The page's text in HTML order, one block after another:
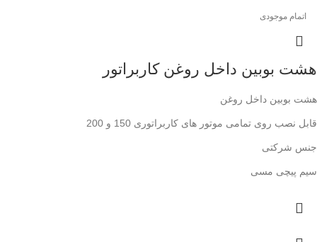
اتمام موجودی
هشت بوبین داخل روغن کاربراتور
هشت بوبین داخل روغن
قابل نصب روی تمامی موتور های کاربراتوری 150 و 200
جنس شرکتی
سیم پیچی مسی